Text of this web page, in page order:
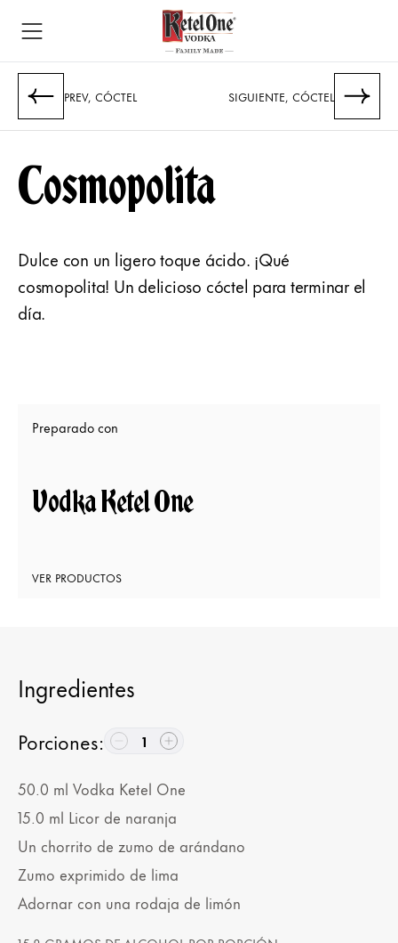
PREV, CÓCTEL ​SIGUIENTE, CÓCTEL
Cosmopolita
Dulce con un ligero toque ácido. ¡Qué
cosmopolita! Un delicioso cóctel para terminar el
día.
Preparado con
Vodka Ketel One
VER PRODUCTOS
Ingredientes
Porciones: 1
50.0 ml Vodka Ketel One
15.0 ml Licor de naranja
Un chorrito de zumo de arándano
Zumo exprimido de lima
Adornar con una rodaja de limón